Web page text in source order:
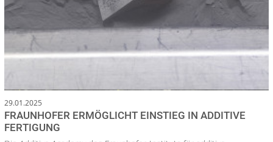
29.01.2025
FRAUNHOFER ERMÖGLICHT EINSTIEG IN ADDITIVE
FERTIGUNG